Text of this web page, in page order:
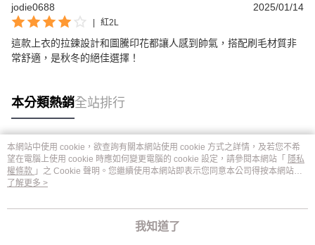
jodie0688
2025/01/14
| 紅2L
這款上衣的拉鍊設計和圖騰印花都讓人感到帥氣，搭配刷毛材質非
常舒適，是秋冬的絕佳選擇！
本分類熱銷全站排行
熱門標籤
本網站中使用 cookie，欲查詢有關本網站使用 cookie 方式之詳情，及若您不希
望在電腦上使用 cookie 時應如何變更電腦的 cookie 設定，請參閱本網站「 隱私
權條款 」之 Cookie 聲明。您繼續使用本網站即表示您同意本公司得按本網站使
用條款之 Cookie 聲明使用 cookie。
了解更多 >
我知道了